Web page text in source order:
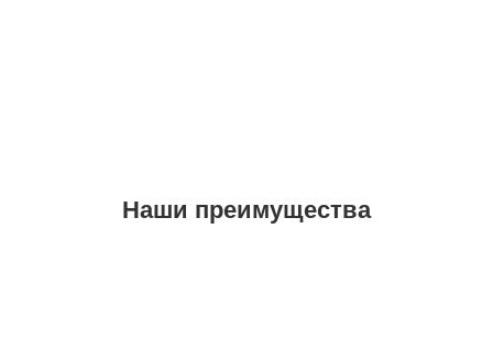
Наши преимущества